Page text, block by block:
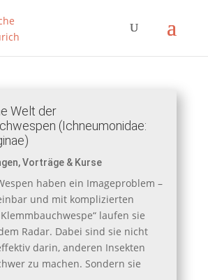
Welt der
(Ichneumonidae:
,Vorträge & Kurse
haben ein Imageproblem –
und mit komplizierten
laufen sie
Radar. Dabei sind sie nicht
darin, anderen Insekten
zu machen. Sondern sie